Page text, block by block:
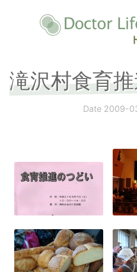
滝沢村食育
Date 2009-